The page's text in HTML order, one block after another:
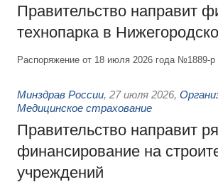
Правительство направит
технопарка в
Распоряжение от 18 июля 2026 года №1889-р
Минздрав России, 27 июля 2026,
Медицинское страхование
Правительство направит
финансирование на
учреждений